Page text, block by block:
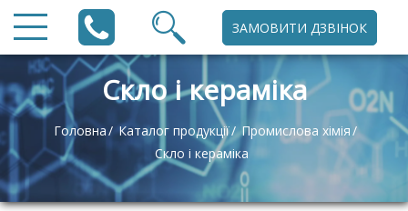
Скло і кераміка
Головна Каталог продукції
Промислова хімія
Скло і кераміка
ЗАМОВИТИ ДЗВІНОК